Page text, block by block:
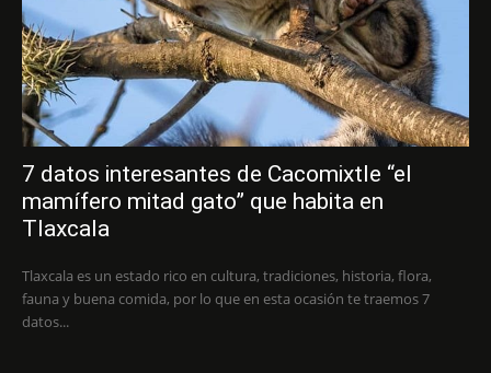
7 datos interesantes de Cacomixtle “el
mamífero mitad gato” que habita en
Tlaxcala
Tlaxcala es un estado rico en cultura, tradiciones, historia, flora,
fauna y buena comida, por lo que en esta ocasión te traemos 7
datos...